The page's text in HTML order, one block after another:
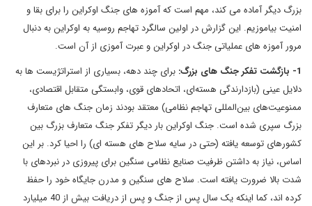
بزرگ دیگر آماده می کند، مهم است که آموزه های جنگ اوکراین را برای بقا و
امنیت بیاموزیم. این گزارش در اولین سالگرد تهاجم روسیه به اوکراین به دنبال
مرور آموزه های عملیاتی جنگ در اوکراین و عبرت آموزی از آن است.
1- بازگشت تفکر جنگ های بزرگ:
برای چند دهه، بسیاری از استراتژیست ها به
دلایل عینی (بازدارندگی هسته‌ای، اتحادهای قوی، وابستگی متقابل اقتصادی،
ممنوعیت‌های بین‌المللی تهاجم نظامی) معتقد بودند زمان جنگ های متعارف
بزرگ سپری شده است. جنگ اوکراین بار دیگر تفکر جنگ متعارف بزرگ بین
کشورهای توسعه یافته (حتی در سایه سلاح های هسته ای) را احیا کرد. بر این
اساس، نیاز به داشتن ظرفیت صنایع نظامی سنگین برای پیروزی در نبردهای با
شدت بالا ضرورت یافته است. سلاح های سنگین و مدرن جایگاه خود را حفظ
کرده اند، کما اینکه یک سال پس از جنگ و پس از دریافت بیش از 40 میلیارد